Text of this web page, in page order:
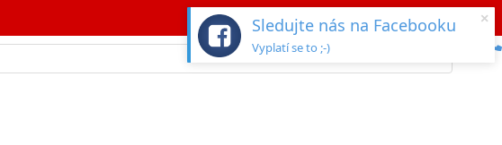
×
Sledujte nás na Facebooku
Vyplatí se to ;-)